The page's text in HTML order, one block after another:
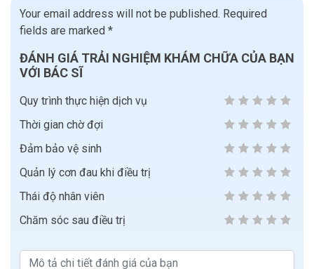
Your email address will not be published. Required
fields are marked *
ĐÁNH GIÁ TRẢI NGHIỆM KHÁM CHỮA CỦA BẠN
VỚI BÁC SĨ
Quy trình thực hiện dịch vụ
Thời gian chờ đợi
Đảm bảo vệ sinh
Quản lý cơn đau khi điều trị
Thái độ nhân viên
Chăm sóc sau điều trị